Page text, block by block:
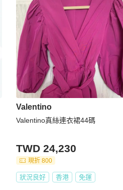
Valentino
Valentino真絲連衣裙44碼
TWD 24,230
現折 800
狀況良好 香港 免運